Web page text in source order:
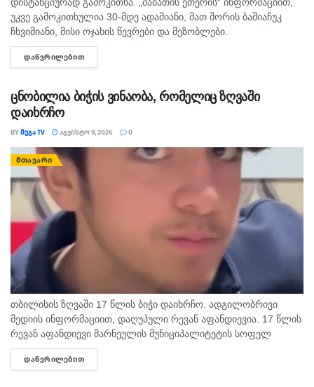
უკვე გამოკითხულია 30-მდე ადამიანი, მათ შორის ბაშიაჩუკ
ჩხვიმიანი, მისი ოჯახის წევრები და მეზობლები.
გამომძიებლებმა დაათვალიერეს ის სახლებიც, სადაც,
სავარაუდოდ, დანაშაული ხდებოდა. ნატა ვიბლიანის მიერ
ᲓᲐᲬᲕᲠᲘᲚᲔᲑᲘᲗ
ცნობილია ბიჭის ვინაობა, რომელიც ზღვაში
დაიხრჩო
BYᲛᲔᲒᲐ TV ᲐᲒᲕᲘᲡᲢᲝ 9, 2026 0
ᲛᲗᲐᲕᲐᲠᲘ
თბილისის ზღვაში 17 წლის ბიჭი დაიხრჩო. ადგილობრივი
მედიის ინფორმაციით, დაღუპული რევან აფანდიევია. 17 წლის
რევან აფანდიევი მარნეულის მუნიციპალიტეტის სოფელ
კაფანახჩის მკვიდრი იყო. თანასოფლელების ინფორმაციით,
ახალგაზრდა თბილისის ზღვაზე თანატოლებთან ერთად
ᲓᲐᲬᲕᲠᲘᲚᲔᲑᲘᲗ